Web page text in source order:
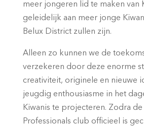
meer jongeren lid te maken van
geleidelijk aan meer jonge
Belux District zullen zijn.
Alleen zo kunnen we de
verzekeren door deze enorme
creativiteit, originele en nieuwe
jeugdig enthousiasme in het
Kiwanis te projecteren. Zodra de
Professionals club officieel is